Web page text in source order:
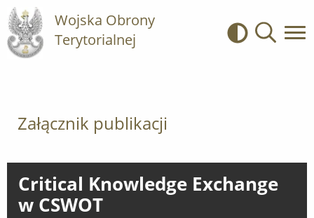
Wojska Obrony
Terytorialnej
Kontrast
Załącznik publikacji
Critical Knowledge Exchange
w CSWOT